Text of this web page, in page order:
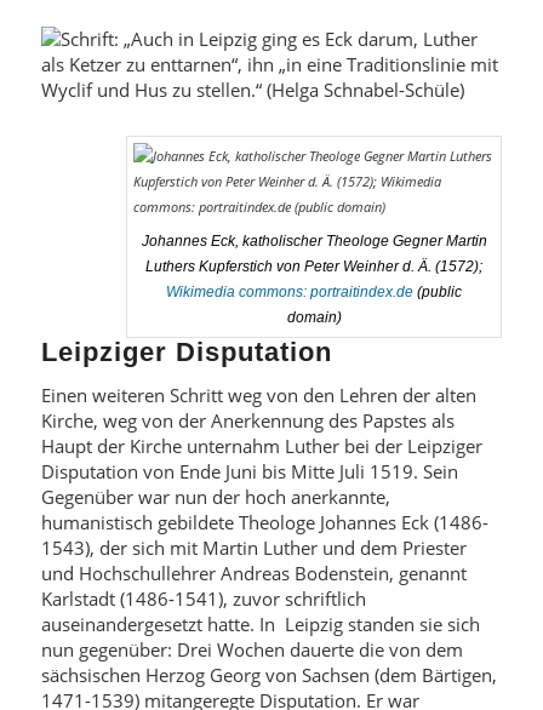
Johannes Eck, katholischer Theologe Gegner Martin
Luthers Kupferstich von Peter Weinher d. Ä. (1572);
Wikimedia commons: portraitindex.de (public
domain)
Leipziger Disputation
Einen weiteren Schritt weg von den Lehren der alten
Kirche, weg von der Anerkennung des Papstes als
Haupt der Kirche unternahm Luther bei der Leipziger
Disputation von Ende Juni bis Mitte Juli 1519. Sein
Gegenüber war nun der hoch anerkannte,
humanistisch gebildete Theologe Johannes Eck (1486-
1543), der sich mit Martin Luther und dem Priester
und Hochschullehrer Andreas Bodenstein, genannt
Karlstadt (1486-1541), zuvor schriftlich
auseinandergesetzt hatte. In Leipzig standen sie sich
nun gegenüber: Drei Wochen dauerte die von dem
sächsischen Herzog Georg von Sachsen (dem Bärtigen,
1471-1539) mitangeregte Disputation. Er war